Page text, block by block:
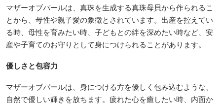
マザーオブパールは、真珠を生成する真珠母貝から作られるこ
とから、母性や親子愛の象徴とされています。出産を控えてい
る時、母性を育みたい時、子どもとの絆を深めたい時など、安
産や子育てのお守りとして身につけられることがあります。
優しさと包容力
マザーオブパールは、身につける方を優しく包み込むような、
自然で優しい輝きを放ちます。疲れた心を癒したい時、内面か